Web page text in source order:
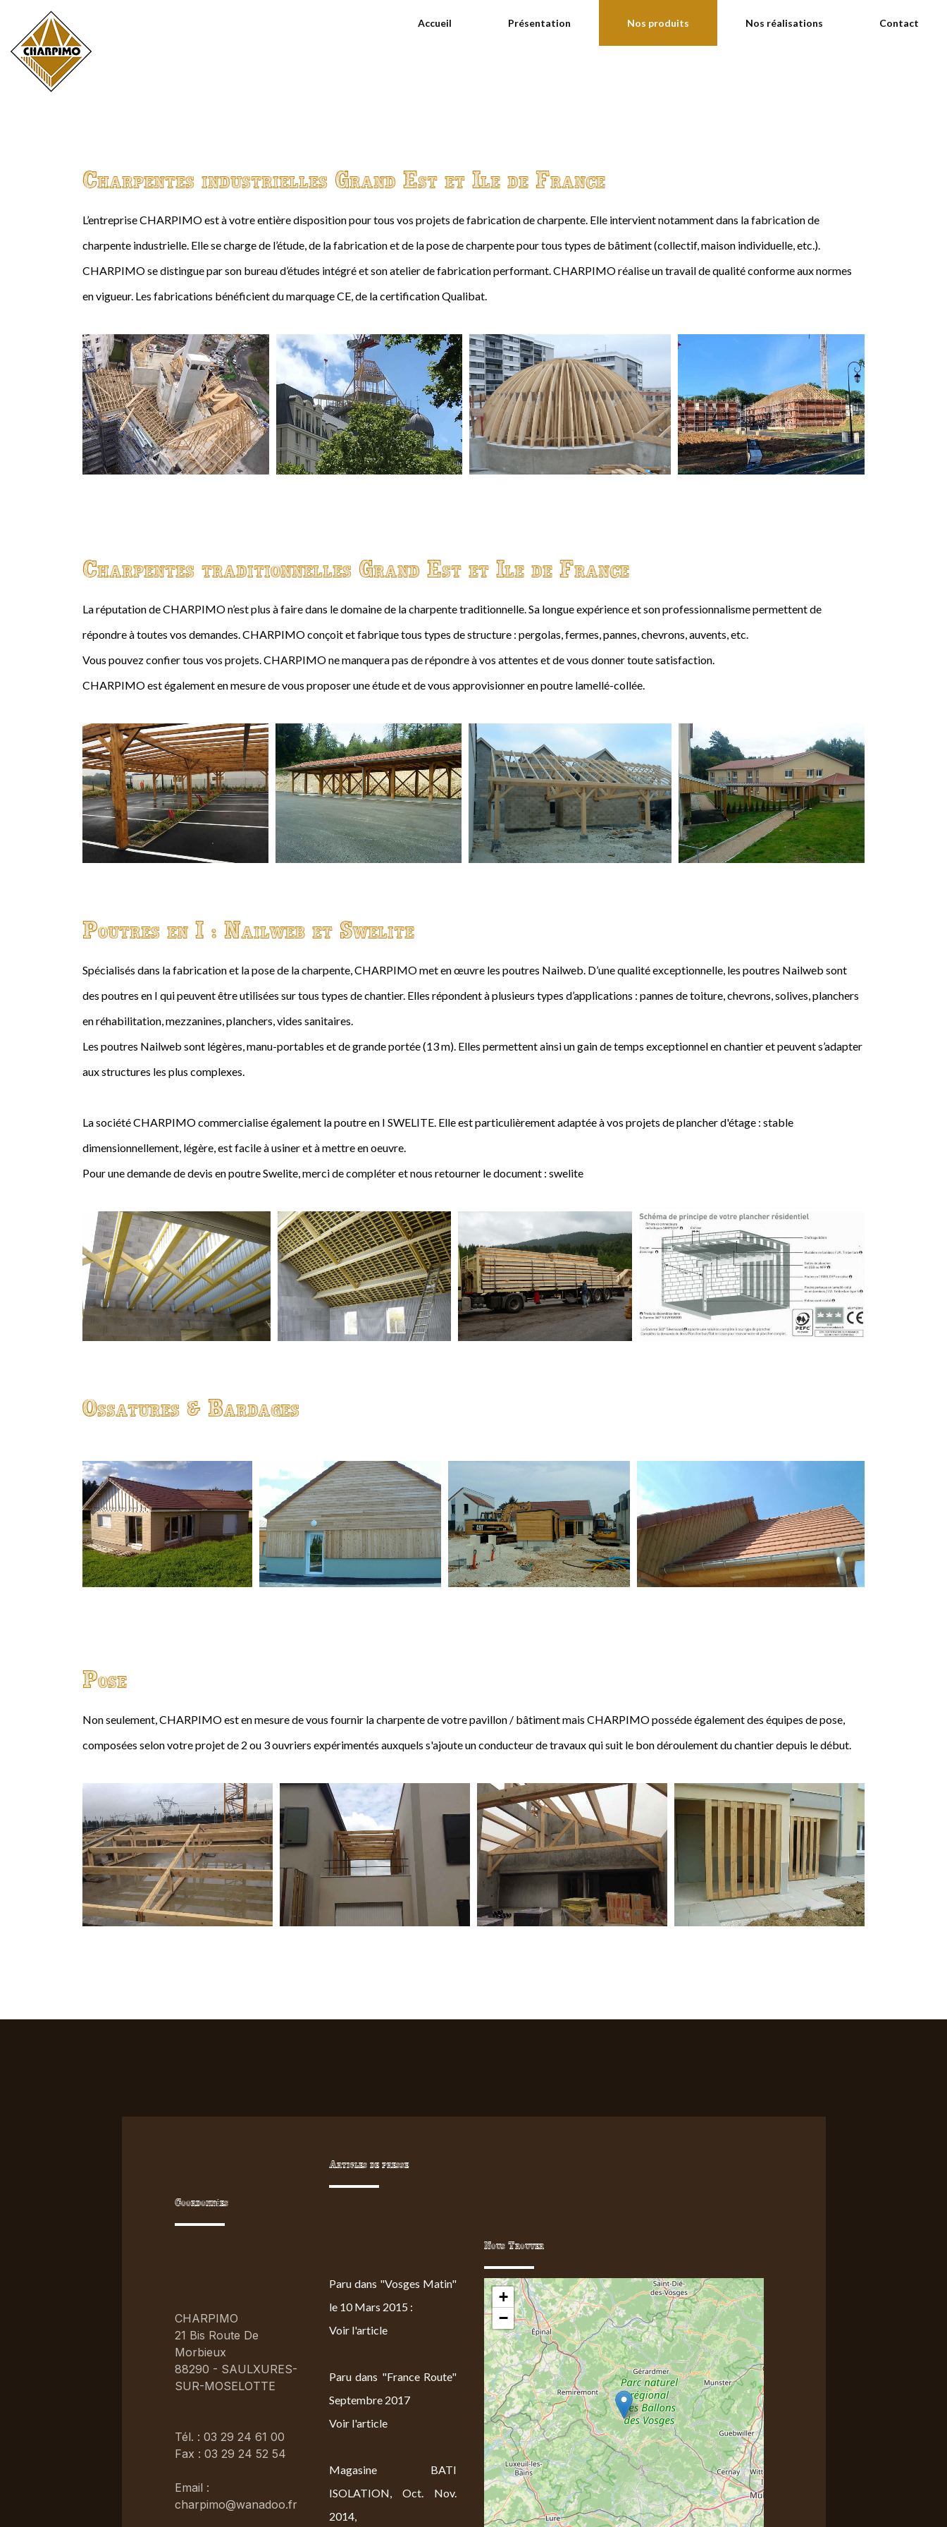
Accueil Présentation Nos produits Nos réalisations Contact
Charpentes industrielles Grand Est et Ile de France
L’entreprise CHARPIMO est à votre entière disposition pour tous vos projets de fabrication de charpente. Elle intervient notamment dans la fabrication de
charpente industrielle. Elle se charge de l’étude, de la fabrication et de la pose de charpente pour tous types de bâtiment (collectif, maison individuelle, etc.).
CHARPIMO se distingue par son bureau d’études intégré et son atelier de fabrication performant. CHARPIMO réalise un travail de qualité conforme aux normes
en vigueur. Les fabrications bénéficient du marquage CE, de la certification Qualibat.
Charpentes traditionnelles Grand Est et Ile de France
La réputation de CHARPIMO n’est plus à faire dans le domaine de la charpente traditionnelle. Sa longue expérience et son professionnalisme permettent de
répondre à toutes vos demandes. CHARPIMO conçoit et fabrique tous types de structure : pergolas, fermes, pannes, chevrons, auvents, etc.
Vous pouvez confier tous vos projets. CHARPIMO ne manquera pas de répondre à vos attentes et de vous donner toute satisfaction.
CHARPIMO est également en mesure de vous proposer une étude et de vous approvisionner en poutre lamellé-collée.
Poutres en I : Nailweb et Swelite
Spécialisés dans la fabrication et la pose de la charpente, CHARPIMO met en œuvre les poutres Nailweb. D’une qualité exceptionnelle, les poutres Nailweb sont
des poutres en I qui peuvent être utilisées sur tous types de chantier. Elles répondent à plusieurs types d’applications : pannes de toiture, chevrons, solives, planchers
en réhabilitation, mezzanines, planchers, vides sanitaires.
Les poutres Nailweb sont légères, manu-portables et de grande portée (13 m). Elles permettent ainsi un gain de temps exceptionnel en chantier et peuvent s’adapter
aux structures les plus complexes.
La société CHARPIMO commercialise également la poutre en I SWELITE. Elle est particulièrement adaptée à vos projets de plancher d'étage : stable
dimensionnellement, légère, est facile à usiner et à mettre en oeuvre.
Pour une demande de devis en poutre Swelite, merci de compléter et nous retourner le document : swelite
Ossatures & Bardages
Pose
Non seulement, CHARPIMO est en mesure de vous fournir la charpente de votre pavillon / bâtiment mais CHARPIMO posséde également des équipes de pose,
composées selon votre projet de 2 ou 3 ouvriers expérimentés auxquels s'ajoute un conducteur de travaux qui suit le bon déroulement du chantier depuis le début.
Coordonnées
CHARPIMO
21 Bis Route De
Morbieux
88290 - SAULXURES-
SUR-MOSELOTTE
Tél. : 03 29 24 61 00
Fax : 03 29 24 52 54
Email :
charpimo@wanadoo.fr
Articles de presse
Paru dans "Vosges Matin"
le 10 Mars 2015 :
Voir l'article
Paru dans "France Route"
Septembre 2017
Voir l'article
Magasine BATI
ISOLATION, Oct. Nov.
2014,
Nous Trouver
+
−